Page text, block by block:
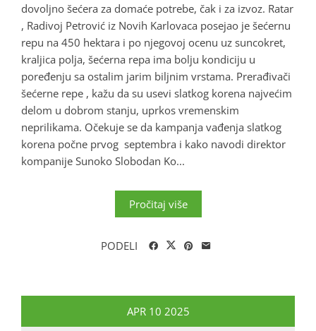
dovoljno šećera za domaće potrebe, čak i za izvoz. Ratar
, Radivoj Petrović iz Novih Karlovaca posejao je šećernu
repu na 450 hektara i po njegovoj ocenu uz suncokret,
kraljica polja, šećerna repa ima bolju kondiciju u
poređenju sa ostalim jarim biljnim vrstama. Prerađivači
šećerne repe , kažu da su usevi slatkog korena najvećim
delom u dobrom stanju, uprkos vremenskim
neprilikama. Očekuje se da kampanja vađenja slatkog
korena počne prvog septembra i kako navodi direktor
kompanije Sunoko Slobodan Ko...
Pročitaj više
PODELI
APR 10 2025